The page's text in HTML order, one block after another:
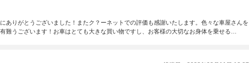
ありがとうございました！またク？ーネットでの評価も感謝いたします。色々な車屋さんを
難うございます！お車はとても大きな買い物ですし、お客様の大切なお身体を乗せる…